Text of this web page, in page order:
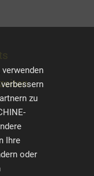
zu
Ihre
oder